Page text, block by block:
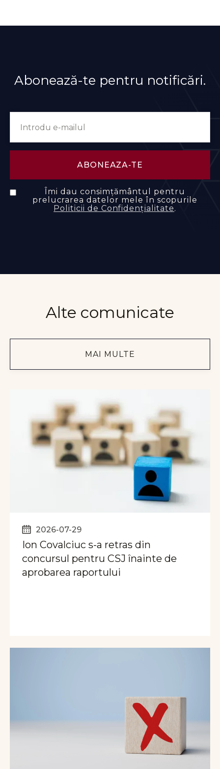
Abonează-te pentru notificări.
Îmi dau consimțământul pentru
prelucrarea datelor mele în scopurile
Politicii de Confidențialitate.
Alte comunicate
MAI MULTE
2026-07-29
Ion Covalciuc s-a retras din
concursul pentru CSJ înainte de
aprobarea raportului